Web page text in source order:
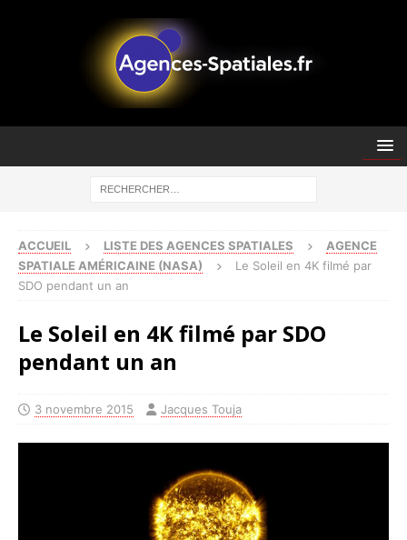
ACCUEIL LISTE DES AGENCES SPATIALES
AGENCE
SPATIALE AMÉRICAINE (NASA)
Le Soleil en 4K filmé par
SDO pendant un an
Le Soleil en 4K filmé par SDO
pendant un an
3 novembre 2015 Jacques Touja